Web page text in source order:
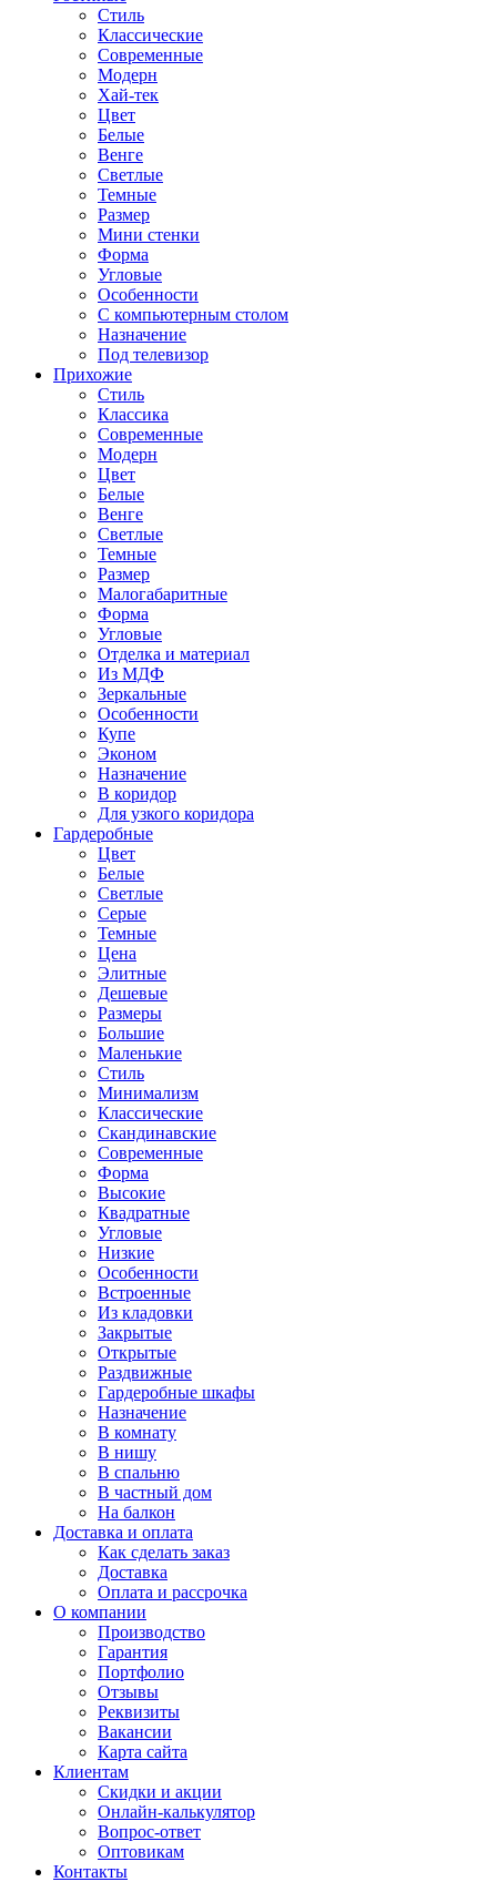
Стиль
Классические
Современные
Модерн
Хай-тек
Цвет
Белые
Венге
Светлые
Темные
Размер
Мини стенки
Форма
Угловые
Особенности
С компьютерным столом
Назначение
Под телевизор
Прихожие
Стиль
Классика
Современные
Модерн
Цвет
Белые
Венге
Светлые
Темные
Размер
Малогабаритные
Форма
Угловые
Отделка и материал
Из МДФ
Зеркальные
Особенности
Купе
Эконом
Назначение
В коридор
Для узкого коридора
Гардеробные
Цвет
Белые
Светлые
Серые
Темные
Цена
Элитные
Дешевые
Размеры
Большие
Маленькие
Стиль
Минимализм
Классические
Скандинавские
Современные
Форма
Высокие
Квадратные
Угловые
Низкие
Особенности
Встроенные
Из кладовки
Закрытые
Открытые
Раздвижные
Гардеробные шкафы
Назначение
В комнату
В нишу
В спальню
В частный дом
На балкон
Доставка и оплата
Как сделать заказ
Доставка
Оплата и рассрочка
О компании
Производство
Гарантия
Портфолио
Отзывы
Реквизиты
Вакансии
Карта сайта
Клиентам
Скидки и акции
Онлайн-калькулятор
Вопрос-ответ
Оптовикам
Контакты